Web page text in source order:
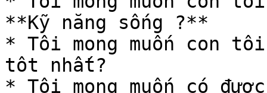
**Kỹ năng sống ?**
* Tôi mong muốn con
tôt nhất?
* Tôi mong muốn có